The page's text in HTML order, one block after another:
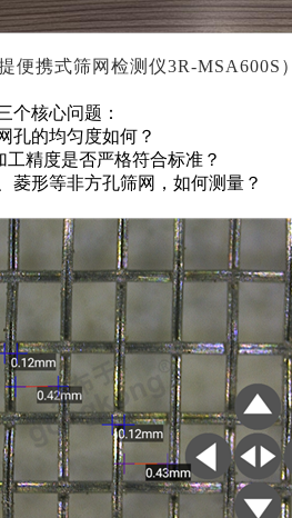
便携式筛网检测仪3R-MSA600S）
个核心问题：
孔的均匀度如何？
精度是否严格符合标准？
菱形等非方孔筛网，如何测量？